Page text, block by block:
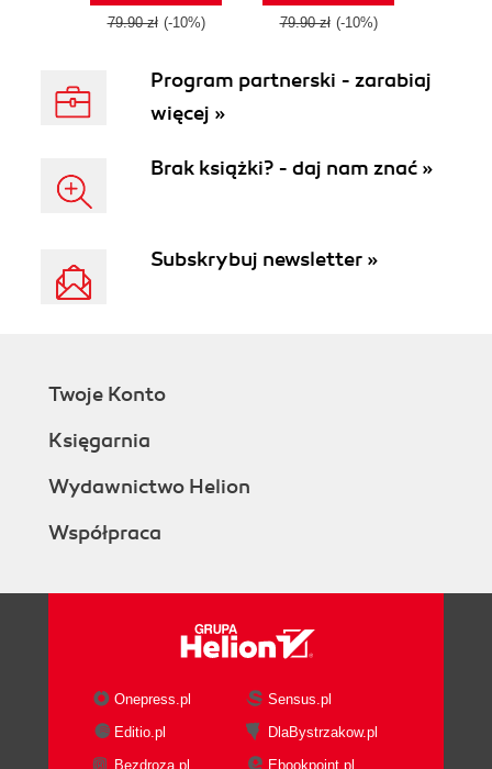
79.90 zł (-10%) 79.90 zł (-10%)
Program partnerski - zarabiaj
więcej »
Brak książki? - daj nam znać »
Subskrybuj newsletter »
Twoje Konto
Księgarnia
Wydawnictwo Helion
Współpraca
Onepress.pl
Sensus.pl
Editio.pl
DlaBystrzakow.pl
Bezdroza.pl
Ebookpoint.pl